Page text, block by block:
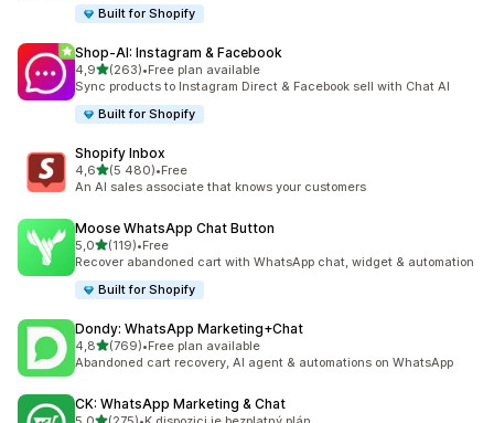
Built for Shopify
Shop‑AI: Instagram & Facebook
4,9z 5 hvězd
(263)
Celkový počet recenzí: 263
•Free plan available
Sync products to Instagram Direct & Facebook sell with Chat AI
Built for Shopify
Shopify Inbox
4,6z 5 hvězd
(5 480)
Celkový počet recenzí: 5480
•Free
An AI sales associate that knows your customers
Moose WhatsApp Chat Button
5,0z 5 hvězd
(119)
Celkový počet recenzí: 119
•Free
Recover abandoned cart with WhatsApp chat, widget & automation
Built for Shopify
Dondy: WhatsApp Marketing+Chat
4,8z 5 hvězd
(769)
Celkový počet recenzí: 769
•Free plan available
Abandoned cart recovery, AI agent & automations on WhatsApp
CK: WhatsApp Marketing & Chat
z 5 hvězd